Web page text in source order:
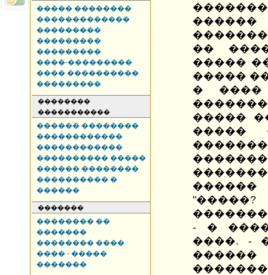
����� ��������
�������������
���������
���������
���������
����-���������
���� ����������
���������
��������
�����������
������ ��������
������������
������������
���������� �����
������ ��������
���������� �
������
�������
�������� ��
�������
�������� ����
���� - �����
�������
��
�����
�����
� ����
�����
- �
����. -